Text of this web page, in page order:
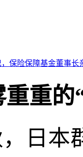
重的
，日